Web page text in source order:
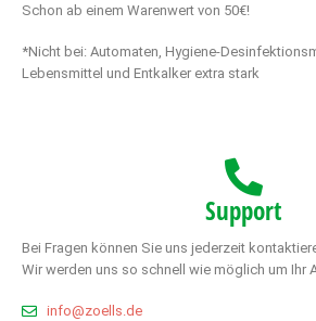
Schon ab einem Warenwert von 50€!
*Nicht bei: Automaten, Hygiene-
Lebensmittel und Entkalker extra stark
Support
Bei Fragen können Sie uns jederzeit
Wir werden uns so schnell wie möglich um Ihr
info@zoells.de